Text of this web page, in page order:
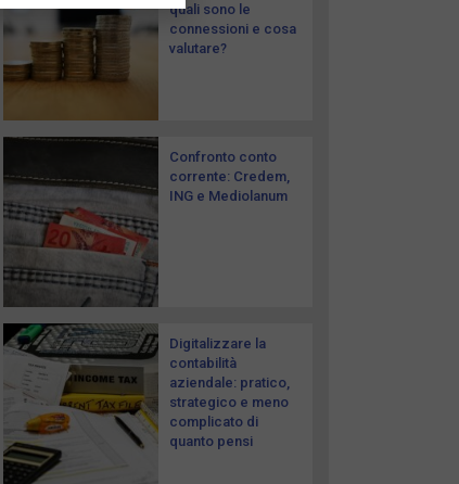
quali sono le
connessioni e cosa
valutare?
Confronto conto
corrente: Credem,
ING e Mediolanum
Digitalizzare la
contabilità
aziendale: pratico,
strategico e meno
complicato di
quanto pensi